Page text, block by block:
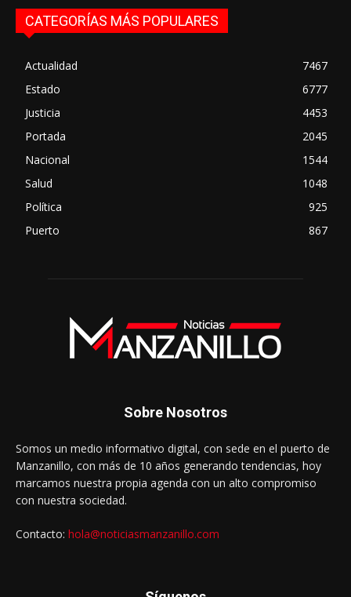
CATEGORÍAS MÁS POPULARES
Actualidad
7467
Estado
6777
Justicia
4453
Portada
2045
Nacional
1544
Salud
1048
Política
925
Puerto
867
Sobre Nosotros
Somos un medio informativo digital, con sede en el puerto de
Manzanillo, con más de 10 años generando tendencias, hoy
marcamos nuestra propia agenda con un alto compromiso
con nuestra sociedad.
Contacto: hola@noticiasmanzanillo.com